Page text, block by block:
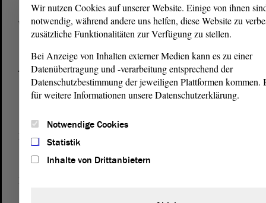
Wegbeschreibung
Telefon und Fax
Zentrale:
0391 / 560 - 0
Presse- und Öffentlichkeitsarbeit
Wir nutzen Cookies auf unserer Website. Einige von ihnen
notwendig, während andere uns helfen, diese Website zu
zusätzliche Funktionalitäten zur Verfügung zu stellen.
Bei Anzeige von Inhalten externer Medien kann es zu einer
Datenübertragung und -verarbeitung entsprechend der
Datenschutzbestimmung der jeweiligen Plattformen kommen.
für weitere Informationen unsere Datenschutzerklärung.
Notwendige Cookies
Statistik
Inhalte von Drittanbietern